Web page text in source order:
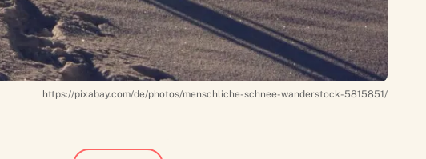
https://pixabay.com/de/photos/menschliche-schnee-wanderstock-5815851/